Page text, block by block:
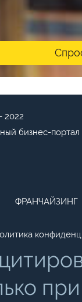
2022
бизнес-портал
ФРАНЧАЙЗИНГ